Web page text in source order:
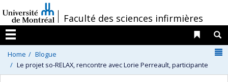
au
contenu
/Faculté des sciences infirmières
Menu
Liens
Home
Blogue
Le projet so-RELAX, rencontre avec Lorie Perreault, participante